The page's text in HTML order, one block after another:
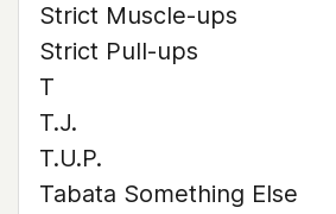
Strict Muscle-ups
Strict Pull-ups
T
T.J.
T.U.P.
Tabata Something Else